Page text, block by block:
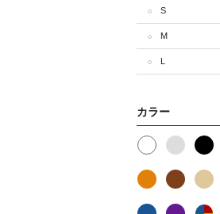
S
M
L
カラー